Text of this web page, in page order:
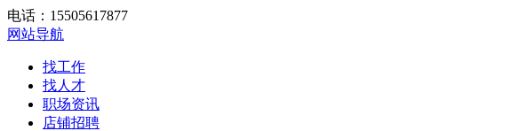
电话：15505617877
网站导航
找工作
找人才
职场资讯
店铺招聘